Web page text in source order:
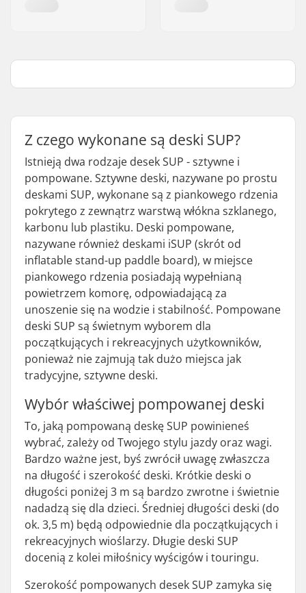
Z czego wykonane są deski SUP?
Istnieją dwa rodzaje desek SUP - sztywne i
pompowane. Sztywne deski, nazywane po prostu
deskami SUP, wykonane są z piankowego rdzenia
pokrytego z zewnątrz warstwą włókna szklanego,
karbonu lub plastiku. Deski pompowane,
nazywane również deskami iSUP (skrót od
inflatable stand-up paddle board), w miejsce
piankowego rdzenia posiadają wypełnianą
powietrzem komorę, odpowiadającą za
unoszenie się na wodzie i stabilność. Pompowane
deski SUP są świetnym wyborem dla
początkujących i rekreacyjnych użytkowników,
ponieważ nie zajmują tak dużo miejsca jak
tradycyjne, sztywne deski.
Wybór właściwej pompowanej deski
To, jaką pompowaną deskę SUP powinieneś
wybrać, zależy od Twojego stylu jazdy oraz wagi.
Bardzo ważne jest, byś zwrócił uwagę zwłaszcza
na długość i szerokość deski. Krótkie deski o
długości poniżej 3 m są bardzo zwrotne i świetnie
nadadzą się dla dzieci. Średniej długości deski (do
ok. 3,5 m) będą odpowiednie dla początkujących i
rekreacyjnych wioślarzy. Długie deski SUP
docenią z kolei miłośnicy wyścigów i touringu.
Szerokość pompowanych desek SUP zamyka się